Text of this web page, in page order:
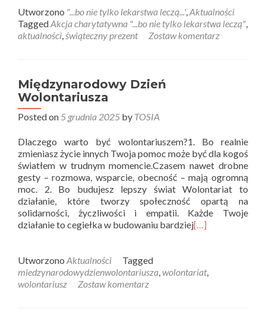
Utworzono "...bo nie tylko lekarstwa leczą...',Aktualności
TaggedAkcja charytatywna "...bo nie tylko lekarstwa leczą",
aktualności,świąteczny prezent Zostaw komentarz
Międzynarodowy Dzień
Wolontariusza
Posted on 5 grudnia 2025 by TOSIA
Dlaczego warto być wolontariuszem?1. Bo realnie
zmieniasz życie innych Twoja pomoc może być dla kogoś
światłem w trudnym momencie.Czasem nawet drobne
gesty – rozmowa, wsparcie, obecność – mają ogromną
moc. 2. Bo budujesz lepszy świat Wolontariat to
działanie, które tworzy społeczność opartą na
solidarności, życzliwości i empatii. Każde Twoje
działanie to cegiełka w budowaniu bardziej[…]
Utworzono Aktualności
Tagged
miedzynarodowydzienwolontariusza,wolontariat,
wolontariusz
Zostaw komentarz